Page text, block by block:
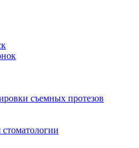
съемных протезов
стоматологии